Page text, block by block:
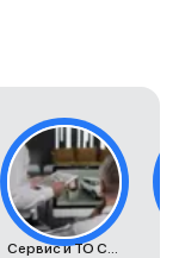
Сервис и ТО Chery